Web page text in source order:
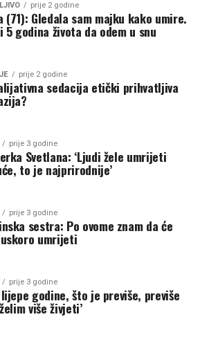
prije 2 godine
(71): Gledala sam majku kako umire.
5 godina života da odem u snu
prije 2 godine
sedacija etički prihvatljiva
prije 3 godine
Svetlana: ‘Ljudi žele umrijeti
to je najprirodnije’
prije 3 godine
sestra: Po ovome znam da će
umrijeti
prije 3 godine
lijepe godine, što je previše, previše
više živjeti’